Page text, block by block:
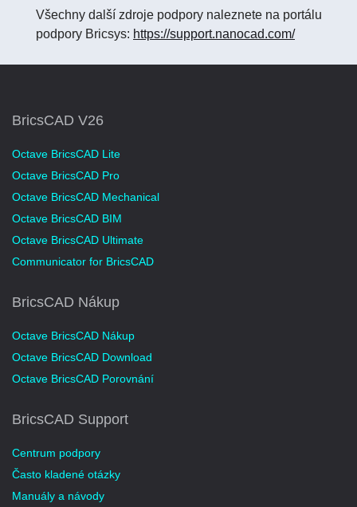
Všechny další zdroje podpory naleznete na portálu
podpory Bricsys: https://support.nanocad.com/
BricsCAD V26
Octave BricsCAD Lite
Octave BricsCAD Pro
Octave BricsCAD Mechanical
Octave BricsCAD BIM
Octave BricsCAD Ultimate
Communicator for BricsCAD
BricsCAD Nákup
Octave BricsCAD Nákup
Octave BricsCAD Download
Octave BricsCAD Porovnání
BricsCAD Support
Centrum podpory
Často kladené otázky
Manuály a návody